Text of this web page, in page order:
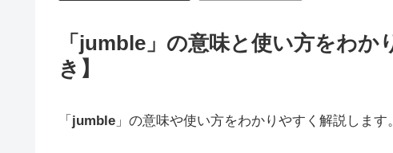
「jumble」の意味と使い方をわ
き】
「 jumble 」の意味や使い方をわかりやすく解説します。